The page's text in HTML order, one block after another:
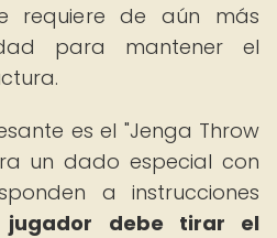
requiere de aún más
para mantener el
es el "Jenga Throw
un dado especial con
a instrucciones
jugador debe tirar el